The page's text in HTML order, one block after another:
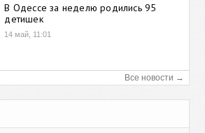
В Одессе за неделю родились 95
детишек
14 май, 11:01
Все новости →